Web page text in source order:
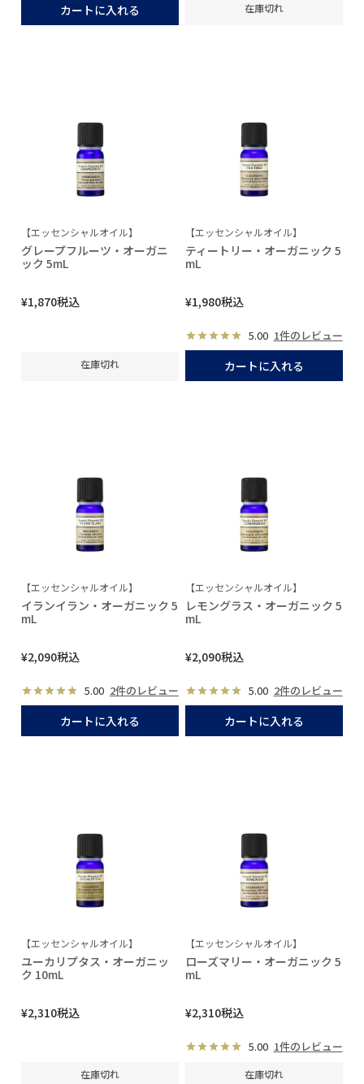
カートに入れる 在庫切れ
【エッセンシャルオイル】
グレープフルーツ・オーガニ
ック 5mL
¥1,870税込
在庫切れ
【エッセンシャルオイル】
ティートリー・オーガニック 5
mL
¥1,980税込
5.00 1件のレビュー
カートに入れる
【エッセンシャルオイル】
イランイラン・オーガニック 5
mL
¥2,090税込
5.00 2件のレビュー
カートに入れる
【エッセンシャルオイル】
レモングラス・オーガニック 5
mL
¥2,090税込
5.00 2件のレビュー
カートに入れる
【エッセンシャルオイル】
ユーカリプタス・オーガニッ
ク 10mL
¥2,310税込
在庫切れ
【エッセンシャルオイル】
ローズマリー・オーガニック 5
mL
¥2,310税込
5.00 1件のレビュー
在庫切れ